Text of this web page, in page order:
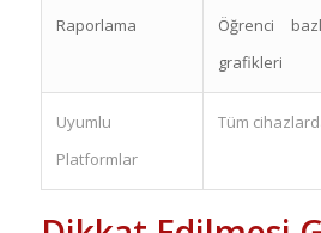
Raporlama
Öğrenci
grafikleri
Uyumlu
Platformlar
Tüm